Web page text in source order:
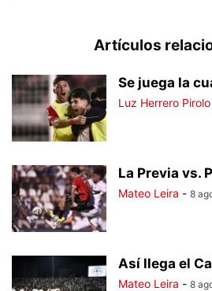
Artículos
Se juega la
Luz Herrero Pirolo
La Previa vs.
Mateo Leira - 8
Así llega el
Mateo Leira - 8